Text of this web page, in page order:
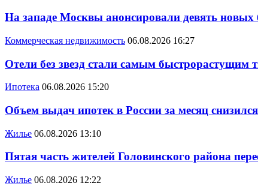
На западе Москвы анонсировали девять новых
Коммерческая недвижимость 06.08.2026 16:27
Отели без звезд стали самым быстрорастущим
Ипотека 06.08.2026 15:20
Объем выдач ипотек в России за месяц
Жилье 06.08.2026 13:10
Пятая часть жителей Головинского района
Жилье 06.08.2026 12:22